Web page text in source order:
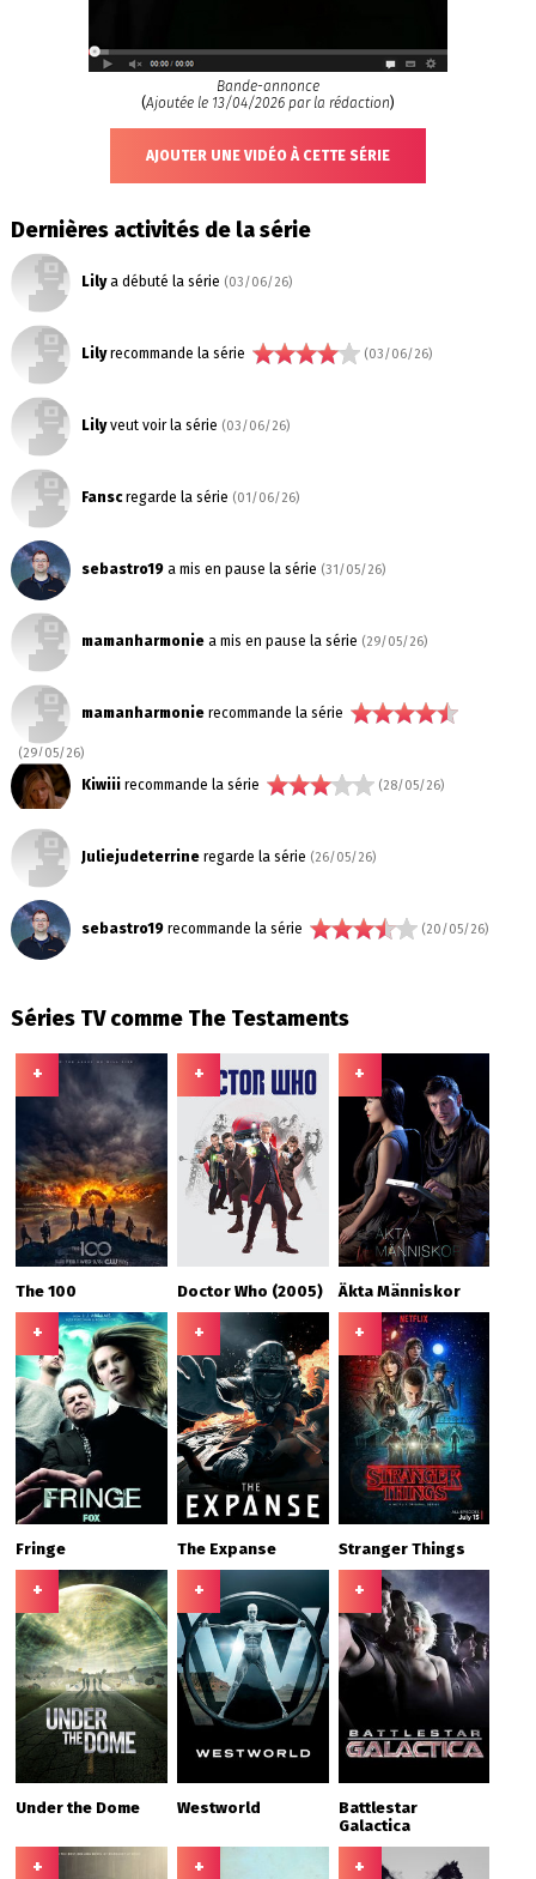
Bande-annonce
(Ajoutée le 13/04/2026 par la rédaction)
AJOUTER UNE VIDÉO À CETTE SÉRIE
Dernières activités de la série
Lilya débuté la série (03/06/26)
Lilyrecommande la série (03/06/26)
Lilyveut voir la série (03/06/26)
Fanscregarde la série (01/06/26)
sebastro19a mis en pause la série (31/05/26)
mamanharmoniea mis en pause la série (29/05/26)
mamanharmonierecommande la série
(29/05/26)
Kiwiiirecommande la série (28/05/26)
Juliejudeterrineregarde la série (26/05/26)
sebastro19recommande la série (20/05/26)
Séries TV comme The Testaments
+
The 100
+
Doctor Who (2005)
+
Äkta Människor
+
Fringe
+
The Expanse
+
Stranger Things
+
Under the Dome
+
Westworld
+
Battlestar
Galactica
+ + +